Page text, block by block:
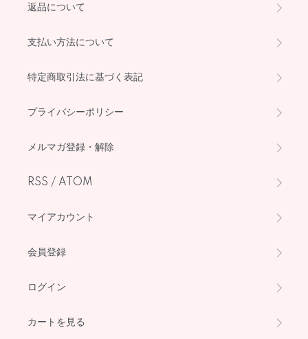
返品について
支払い方法について
特定商取引法に基づく表記
プライバシーポリシー
メルマガ登録・解除
RSS / ATOM
マイアカウント
会員登録
ログイン
カートを見る